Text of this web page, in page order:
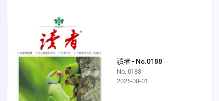
讀者 - No.0188
No. 0188
2026-08-01